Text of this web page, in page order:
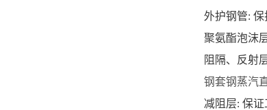
外护钢管:
聚氨酯泡沫
阻隔、反射
钢套钢蒸汽
减阻层: 保证